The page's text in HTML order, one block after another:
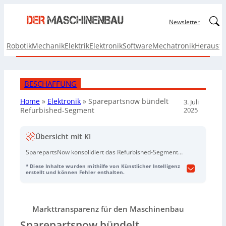
Newsletter
RobotikMechanikElektrikElektronikSoftwareMechatronik
BESCHAFFUNG
Home » Elektronik » Sparepartsnow bündelt
Refurbished-Segment
3. Juli
2025
Übersicht mit KI
SparepartsNow konsolidiert das Refurbished-Segment
Automatisierungstechnik-Komponenten, indem es über
zugutekommen lässt. Alle Komponenten, einschließlich
über drei Millionen Ersatzteile von Herstellern wie
* Diese Inhalte wurden mithilfe von Künstlicher Intelligenz
erstellt und können Fehler enthalten.
Markttransparenz für den Maschinenbau